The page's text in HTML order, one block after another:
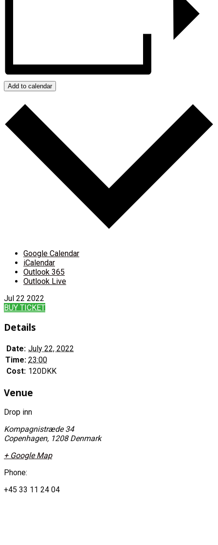
Add to calendar
Google Calendar
iCalendar
Outlook 365
Outlook Live
Jul 22 2022
BUY TICKET
Details
Date: July 22, 2022
Time: 23:00
Cost: 120DKK
Venue
Drop inn
Kompagnistræde 34
Copenhagen, 1208 Denmark
+ Google Map
Phone:
+45 33 11 24 04